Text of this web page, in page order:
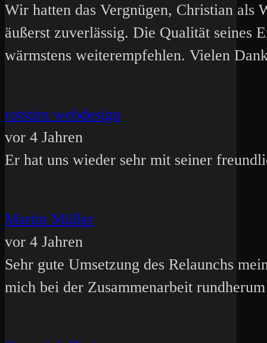
Wir hatten das Vergnügen, Christian als
äußerst zuverlässig. Die Qualität seines
wärmstens weiterempfehlen. Vielen
rotstirn webdesign
vor 4 Jahren
Er hat uns wieder sehr mit seiner
Martin Müller
vor 4 Jahren
Sehr gute Umsetzung des Relaunchs
mich bei der Zusammenarbeit